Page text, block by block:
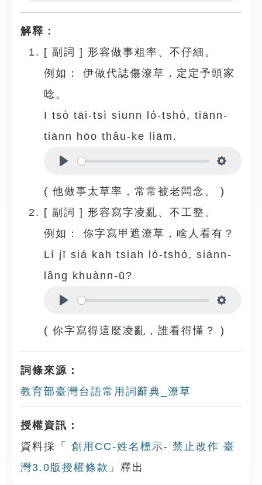
解釋：
[ 副詞 ] 形容做事粗率、不仔細。
例如：
伊做代誌傷潦草，定定予頭家
唸。
I tsò tāi-tsì siunn ló-tshó, tiānn-
tiānn hōo thâu-ke liām.
( 他做事太草率，常常被老闆念。 )
[ 副詞 ] 形容寫字凌亂、不工整。
例如：
你字寫甲遮潦草，啥人看有？
Lí jī siá kah tsiah ló-tshó, siánn-
lâng khuànn-ū?
( 你字寫得這麼凌亂，誰看得懂？ )
詞條來源：
教育部臺灣台語常用詞辭典_潦草
授權資訊：
資料採「
創用CC-姓名標示- 禁止改作 臺
灣3.0版授權條款 」釋出